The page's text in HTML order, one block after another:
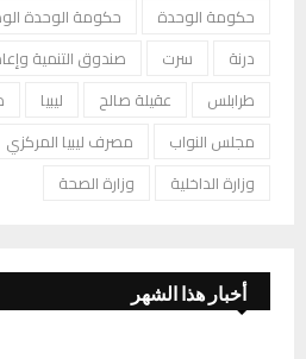
حكومة الوحدة
حكومة الوحدة
درنة
سرت صندوق التنمية
طرابلس
عقيلة صالح ليبيا
مجلس النواب
مصرف ليبيا المركزي
وزارة الداخلية
وزارة الصحة
أخبار هذا الشهر